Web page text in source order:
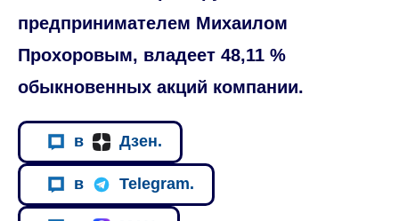
предпринимателем Михаилом
Прохоровым, владеет 48,11 %
обыкновенных акций компании.
в Дзен.
в Telegram.